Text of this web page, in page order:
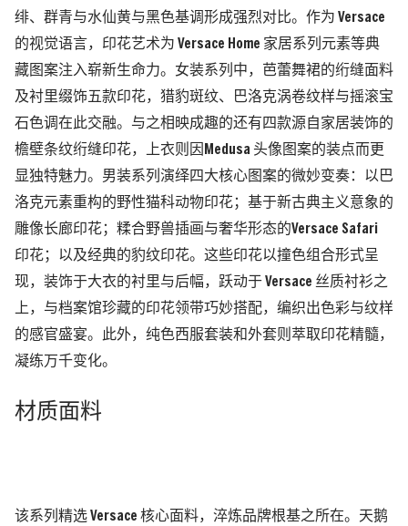
绯、群青与水仙黄与黑色基调形成强烈对比。作为 Versace
的视觉语言，印花艺术为 Versace Home 家居系列元素等典
藏图案注入崭新生命力。女装系列中，芭蕾舞裙的绗缝面料
及衬里缀饰五款印花，猎豹斑纹、巴洛克涡卷纹样与摇滚宝
石色调在此交融。与之相映成趣的还有四款源自家居装饰的
檐壁条纹绗缝印花，上衣则因Medusa 头像图案的装点而更
显独特魅力。男装系列演绎四大核心图案的微妙变奏：以巴
洛克元素重构的野性猫科动物印花；基于新古典主义意象的
雕像长廊印花；糅合野兽插画与奢华形态的Versace Safari
印花；以及经典的豹纹印花。这些印花以撞色组合形式呈
现，装饰于大衣的衬里与后幅，跃动于 Versace 丝质衬衫之
上，与档案馆珍藏的印花领带巧妙搭配，编织出色彩与纹样
的感官盛宴。此外，纯色西服套装和外套则萃取印花精髓，
凝练万千变化。
材质面料
该系列精选 Versace 核心面料，淬炼品牌根基之所在。天鹅